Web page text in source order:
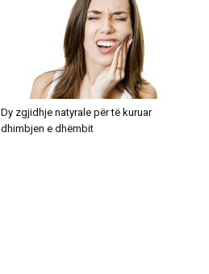
Dy zgjidhje natyrale për të kuruar
dhimbjen e dhëmbit